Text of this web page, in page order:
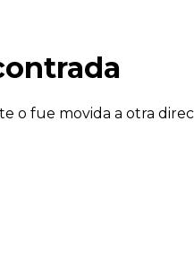
o fue movida a otra